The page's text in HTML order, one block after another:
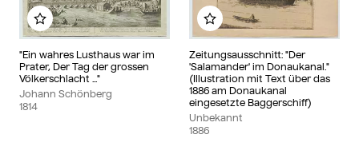
"Ein wahres Lusthaus war im
Prater, Der Tag der grossen
Völkerschlacht ..."
Johann Schönberg
1814
Zu meinem Album hinzufügen
Zeitungsausschnitt: "Der
'Salamander' im Donaukanal."
(Illustration mit Text über das
1886 am Donaukanal
eingesetzte Baggerschiff)
Unbekannt
1886
Zu meinem Album